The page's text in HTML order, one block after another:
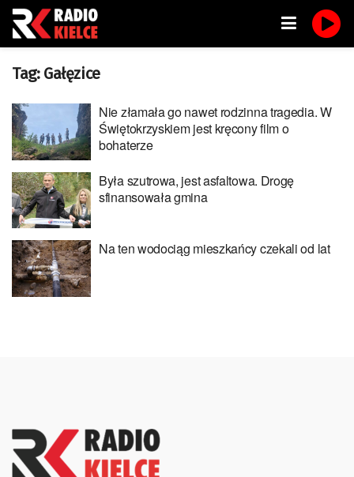
Tag: Gałęzice
Nie złamała go nawet rodzinna tragedia. W
Świętokrzyskiem jest kręcony film o
bohaterze
Była szutrowa, jest asfaltowa. Drogę
sfinansowała gmina
Na ten wodociąg mieszkańcy czekali od lat